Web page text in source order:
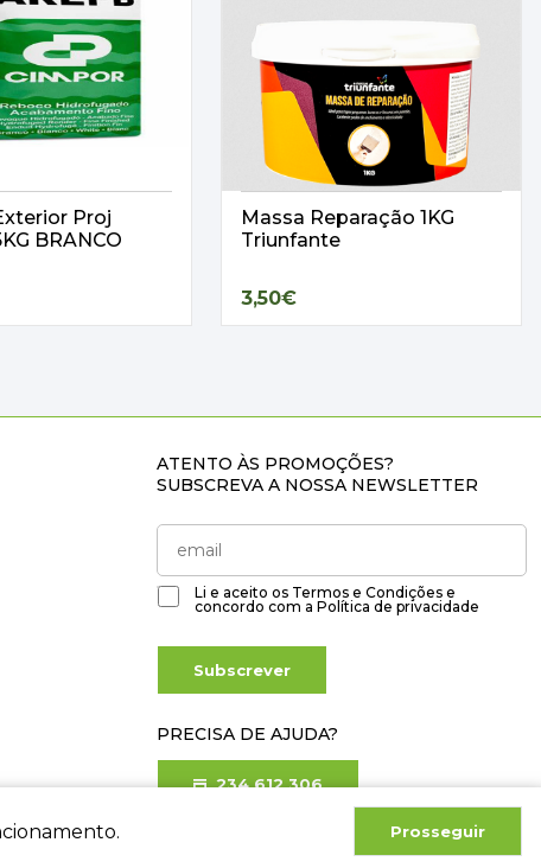
Proj
BRANCO
Massa Reparação 1KG
Triunfante
3,50€
Prosseguir
ATENTO ÀS PROMOÇÕES?
SUBSCREVA A NOSSA NEWSLETTER
Li e aceito os Termos e Condições e
concordo com a Política de privacidade
Subscrever
PRECISA DE AJUDA?
234 612 306